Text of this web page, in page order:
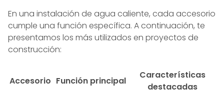
En una instalación de agua caliente, cada accesorio
cumple una función específica. A continuación, te
presentamos los más utilizados en proyectos de
construcción:
Accesorio Función principal
Características
destacadas